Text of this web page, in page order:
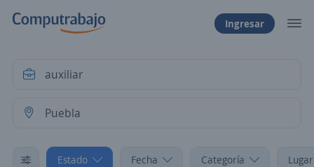
Ingresar
Estado Fecha Categoría